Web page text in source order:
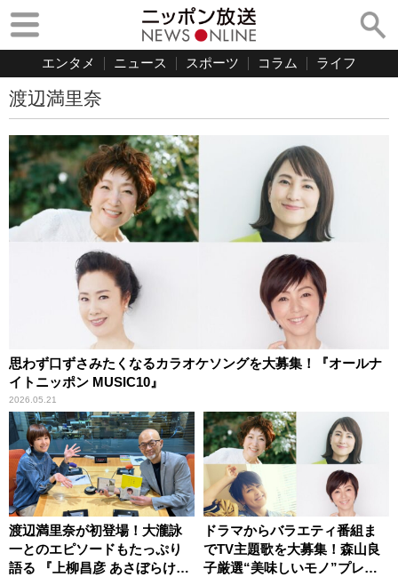
エンタメ ニュース スポーツ コラム ライフ
渡辺満里奈
思わず口ずさみたくなるカラオケソングを大募集！『オールナ
イトニッポン MUSIC10』
2026.05.21
渡辺満里奈が初登場！大瀧詠
一とのエピソードもたっぷり
語る 『上柳昌彦 あさぼらけ』
ドラマからバラエティ番組ま
でTV主題歌を大募集！森山良
子厳選“美味しいモノ”プレゼ